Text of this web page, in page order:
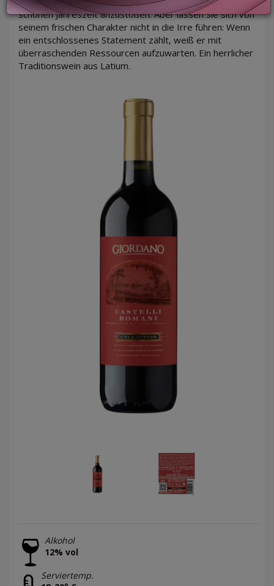
LOGIN
schönen Jahreszeit anzustoßen. Aber lassen Sie sich von
seinem frischen Charakter nicht in die Irre führen: Wenn
ein entschlossenes Statement zählt, weiß er mit
überraschenden Ressourcen aufzuwarten. Ein herrlicher
Traditionswein aus Latium.
Alkohol
12% vol
Serviertemp.